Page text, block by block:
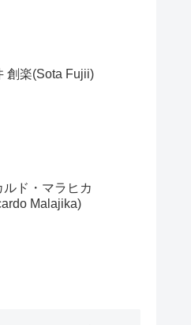
創楽(Sota Fujii)
ルド・マラヒカ
Malajika)